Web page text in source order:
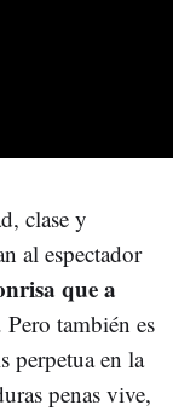
clase y
al espectador
que a
Pero también es
perpetua en la
penas vive,